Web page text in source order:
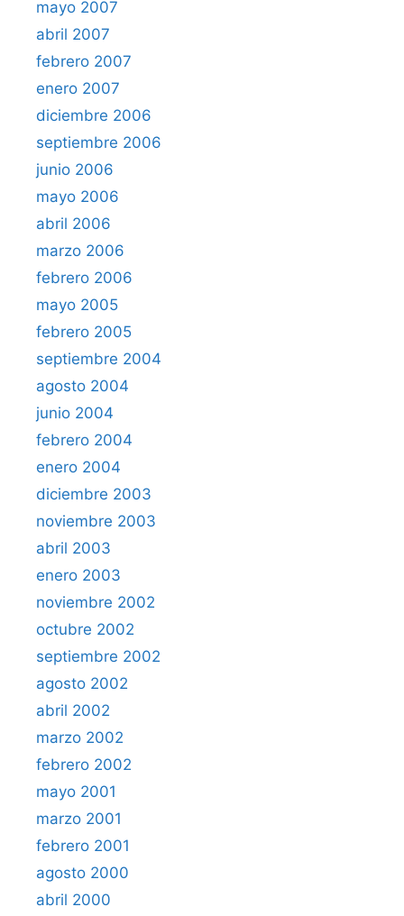
mayo 2007
abril 2007
febrero 2007
enero 2007
diciembre 2006
septiembre 2006
junio 2006
mayo 2006
abril 2006
marzo 2006
febrero 2006
mayo 2005
febrero 2005
septiembre 2004
agosto 2004
junio 2004
febrero 2004
enero 2004
diciembre 2003
noviembre 2003
abril 2003
enero 2003
noviembre 2002
octubre 2002
septiembre 2002
agosto 2002
abril 2002
marzo 2002
febrero 2002
mayo 2001
marzo 2001
febrero 2001
agosto 2000
abril 2000